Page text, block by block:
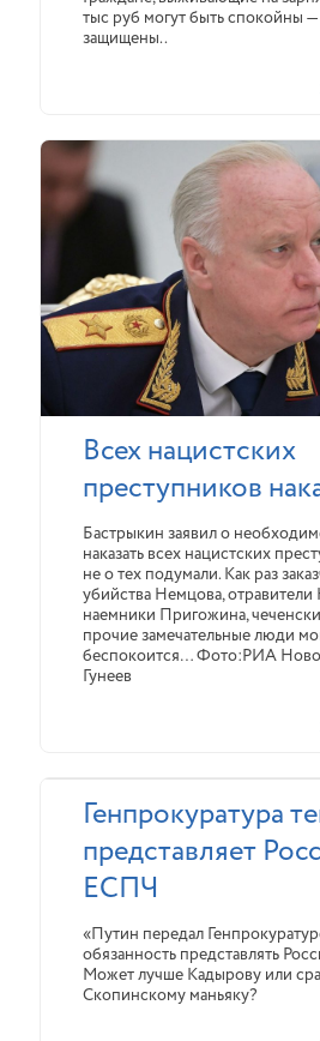
тыс руб могут быть спокойны
защищены..
Всех нацистских
преступников
Бастрыкин заявил о
наказать всех нацистских
не о тех подумали. Как раз
убийства Немцова, отравители
наемники Пригожина,
прочие замечательные люди
беспокоится… Фото:РИА
Гунеев
Генпрокуратура
представляет
ЕСПЧ
«Путин передал
обязанность представлять
Может лучше Кадырову или
Скопинскому маньяку?